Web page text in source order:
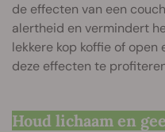
de effecten van een
alertheid en vermindert
lekkere kop koffie of
deze effecten te
Houd lichaam en